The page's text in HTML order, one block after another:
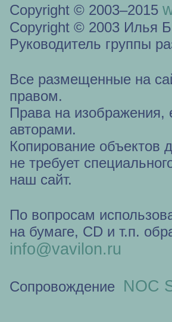
Copyright © 2003–2015
Copyright © 2003 Илья
Руководитель группы
Все размещенные на
правом.
Права на изображения,
авторами.
Копирование объектов
не требует
наш сайт.
По вопросам
на бумаге, CD и т.п.
info@vavilon.ru
Сопровождение NOC